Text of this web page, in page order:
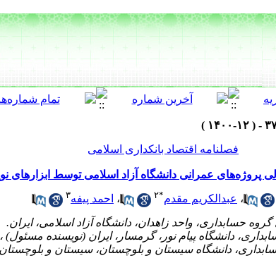
فصلنامه اقتصاد بانکداری اسلامی
پروژه‌های عمرانی دانشگاه آزاد اسلامی توسط ابزارهای
، عبدالکریم مقدم*۲ ، احمد پیفه۳